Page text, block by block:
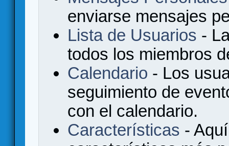
enviarse mensajes
Lista de Usuarios -
todos los miembros
Calendario - Los
seguimiento de
con el calendario.
Características -